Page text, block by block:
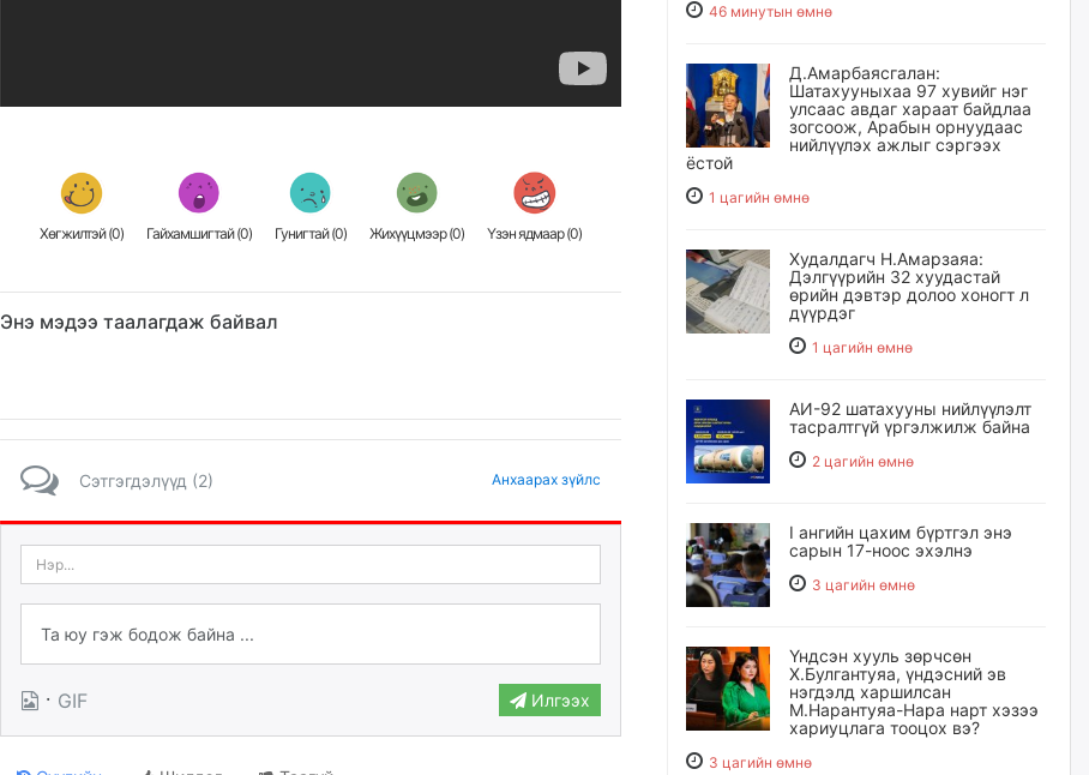
Хөгжилтэй (0) Гайхамшигтай (0) Гунигтай (0) Жихүүцмээр (0) Үзэн ядмаар (0)
Энэ мэдээ таалагдаж байвал
Сэтгэгдэлүүд (2) Анхаарах зүйлс
· GIF Илгээх
46 минутын өмнө
Д.Амарбаясгалан:
Шатахууныхаа 97 хувийг нэг
улсаас авдаг хараат байдлаа
зогсоож, Арабын орнуудаас
нийлүүлэх ажлыг сэргээх
ёстой
1 цагийн өмнө
Худалдагч Н.Амарзаяа:
Дэлгүүрийн 32 хуудастай
өрийн дэвтэр долоо хоногт л
дүүрдэг
1 цагийн өмнө
АИ-92 шатахууны нийлүүлэлт
тасралтгүй үргэлжилж байна
2 цагийн өмнө
I ангийн цахим бүртгэл энэ
сарын 17-ноос эхэлнэ
3 цагийн өмнө
Үндсэн хууль зөрчсөн
Х.Булгантуяа, үндэсний эв
нэгдэлд харшилсан
М.Нарантуяа-Нара нарт хэзээ
хариуцлага тооцох вэ?
3 цагийн өмнө